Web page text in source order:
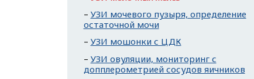
УЗИ мочевого пузыря, определение
остаточной мочи
УЗИ мошонки с ЦДК
УЗИ овуляции, мониторинг с
допплерометрией сосудов яичников